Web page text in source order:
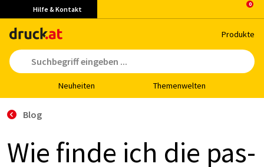
Hilfe & Kontakt
Pro­duk­te
Neu­hei­ten The­men­wel­ten
Blog
Wie fin­de ich die pas­